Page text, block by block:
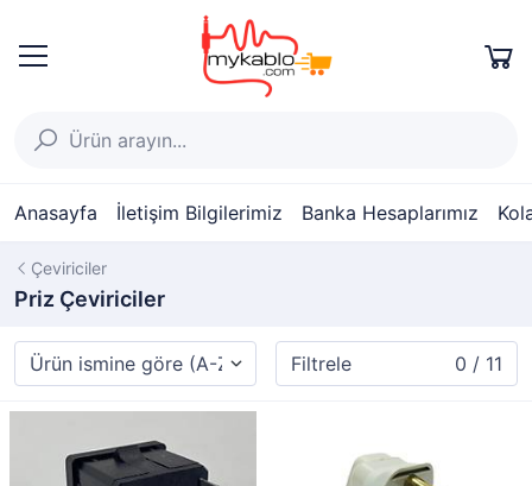
Anasayfa İletişim Bilgilerimiz Banka Hesaplarımız
Çeviriciler
Priz Çeviriciler
Filtrele 0 / 11